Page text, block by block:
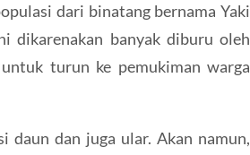
dari binatang bernama Yaki
dikarenakan banyak diburu oleh
turun ke pemukiman warga
daun dan juga ular. Akan namun,